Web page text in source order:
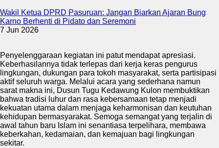
Wakil Ketua DPRD Pasuruan: Jangan Biarkan Ajaran Bung
Karno Berhenti di Pidato dan Seremoni
7 Jun 2026
Penyelenggaraan kegiatan ini patut mendapat apresiasi.
Keberhasilannya tidak terlepas dari kerja keras pengurus
lingkungan, dukungan para tokoh masyarakat, serta partisipasi
aktif seluruh warga. Melalui acara yang sederhana namun
sarat makna ini, Dusun Tugu Kedawung Kulon membuktikan
bahwa tradisi luhur dan rasa kebersamaan tetap menjadi
kekuatan utama dalam menjaga keharmonisan dan keutuhan
kehidupan bermasyarakat. Semoga semangat yang terjalin di
awal tahun baru Islam ini senantiasa terpelihara, membawa
keberkahan, kedamaian, dan kemajuan bagi lingkungan
sekitar.